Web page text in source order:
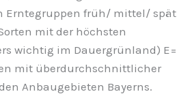
Erntegruppen früh/ mittel/ spät
mit der höchsten
wichtig im Dauergrünland) E=
mit überdurchschnittlicher
Anbaugebieten Bayerns.